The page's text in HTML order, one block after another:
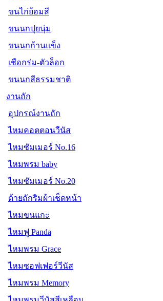
ขนไก่ย้อมสี
ขนนกปุยนุ่ม
ขนนกก้านแข็ง
เชือกร่ม-ตัวล็อก
ขนนกสีธรรมชาติ
งานถัก
อุปกรณ์งานถัก
ไหมคอตตอนวีนัส
ไหมซัมเมอร์ No.16
ไหมพรม baby
ไหมซัมเมอร์ No.20
ด้ายถักริมผ้าเช็ดหน้า
ไหมขนแกะ
ไหมฟู Panda
ไหมพรม Grace
ไหมซอฟเฟอร์วีนัส
ไหมพรม Memory